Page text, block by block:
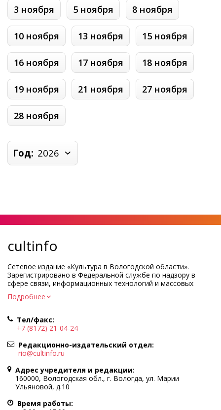
3 ноября 5 ноября 8 ноября
10 ноября 13 ноября 15 ноября
16 ноября 17 ноября 18 ноября
19 ноября 21 ноября 27 ноября
28 ноября
Год: 2026
cultinfo
Сетевое издание «Культура в Вологодской области».
Зарегистрировано в Федеральной службе по надзору в
сфере связи, информационных технологий и массовых
коммуникаций.
Регистрационный номер и дата принятия решения о
Учредитель КУ ВО «Информационно-аналитический центр
культуры»
Адрес учредителя и редакции: 160000, Вологодская обл., г.
Вологда, ул. Марии Ульяновой, д.10
Главный редактор — Легчанова Елена Григорьевна
Политика в отношении обработки персональных данных
При полном или частичном использовании информации
портала гиперссылка на cultinfo.ru обязательна.
Подробнее
Тел/факс:
+7 (8172) 21-04-24
Редакционно-издательский отдел:
rio@cultinfo.ru
Адрес учредителя и редакции:
160000, Вологодская обл., г. Вологда, ул. Марии
Ульяновой, д.10
Время работы: